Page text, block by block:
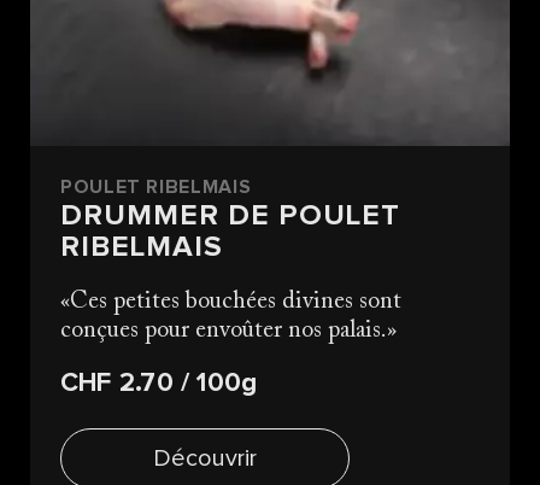
POULET RIBELMAIS
DRUMMER DE POULET
RIBELMAIS
Ces petites bouchées divines sont
conçues pour envoûter nos palais.
CHF 2.70 / 100g
Découvrir